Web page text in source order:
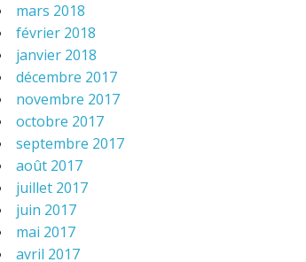
mars 2018
février 2018
janvier 2018
décembre 2017
novembre 2017
octobre 2017
septembre 2017
août 2017
juillet 2017
juin 2017
mai 2017
avril 2017